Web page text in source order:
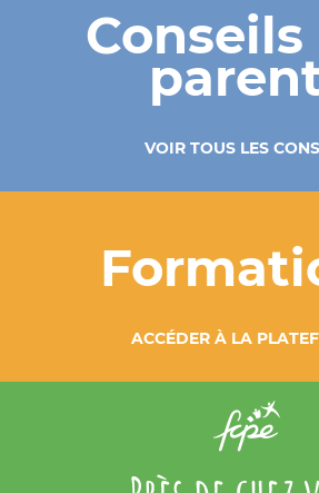
VOIR TOUS LES
ACCÉDER À LA